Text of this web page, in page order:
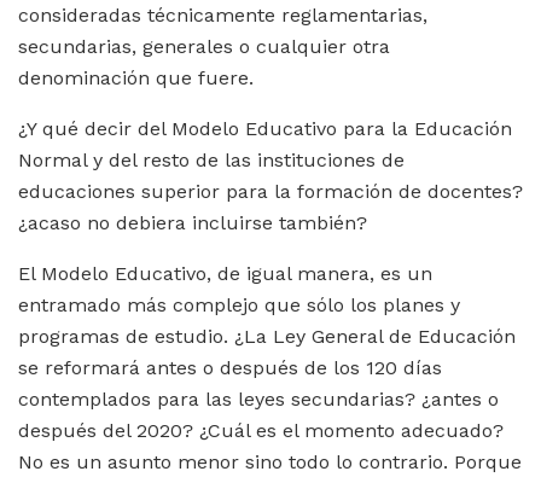
consideradas técnicamente reglamentarias,
secundarias, generales o cualquier otra
denominación que fuere.
¿Y qué decir del Modelo Educativo para la Educación
Normal y del resto de las instituciones de
educaciones superior para la formación de docentes?
¿acaso no debiera incluirse también?
El Modelo Educativo, de igual manera, es un
entramado más complejo que sólo los planes y
programas de estudio. ¿La Ley General de Educación
se reformará antes o después de los 120 días
contemplados para las leyes secundarias? ¿antes o
después del 2020? ¿Cuál es el momento adecuado?
No es un asunto menor sino todo lo contrario. Porque